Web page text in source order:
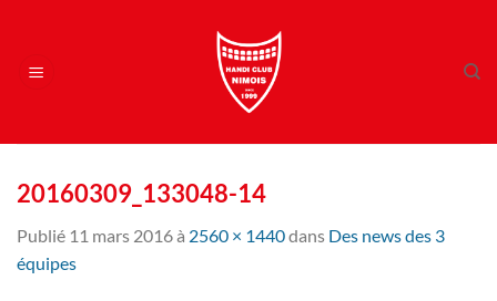
contenu
20160309_133048-14
Publié 11 mars 2016à 2560 × 1440dans Des news des 3
équipes